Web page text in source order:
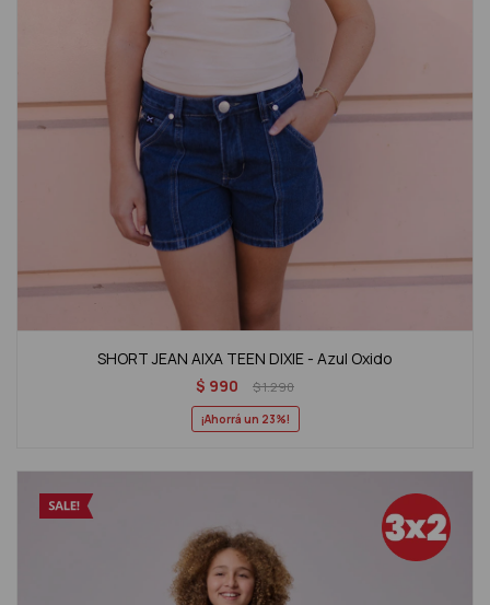
SHORT JEAN AIXA TEEN DIXIE - Azul Oxido
$ 990 $1.290
23